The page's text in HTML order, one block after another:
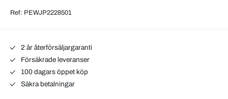
Ref: PEWJP2228501
2 år återförsäljargaranti
Försäkrade leveranser
100 dagars öppet köp
Säkra betalningar